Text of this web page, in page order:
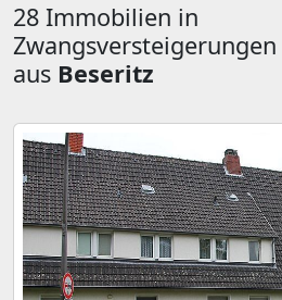
28 Immobilien in
Zwangsversteigerungen
aus Beseritz